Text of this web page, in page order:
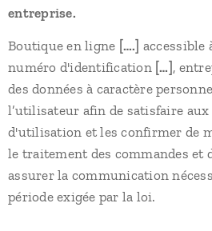
entreprise.
Boutique en ligne [….] accessible
numéro d'identification […] ,
des données à caractère
l’utilisateur afin de satisfaire
d'utilisation et les confirmer de
le traitement des commandes et
assurer la communication
période exigée par la loi.